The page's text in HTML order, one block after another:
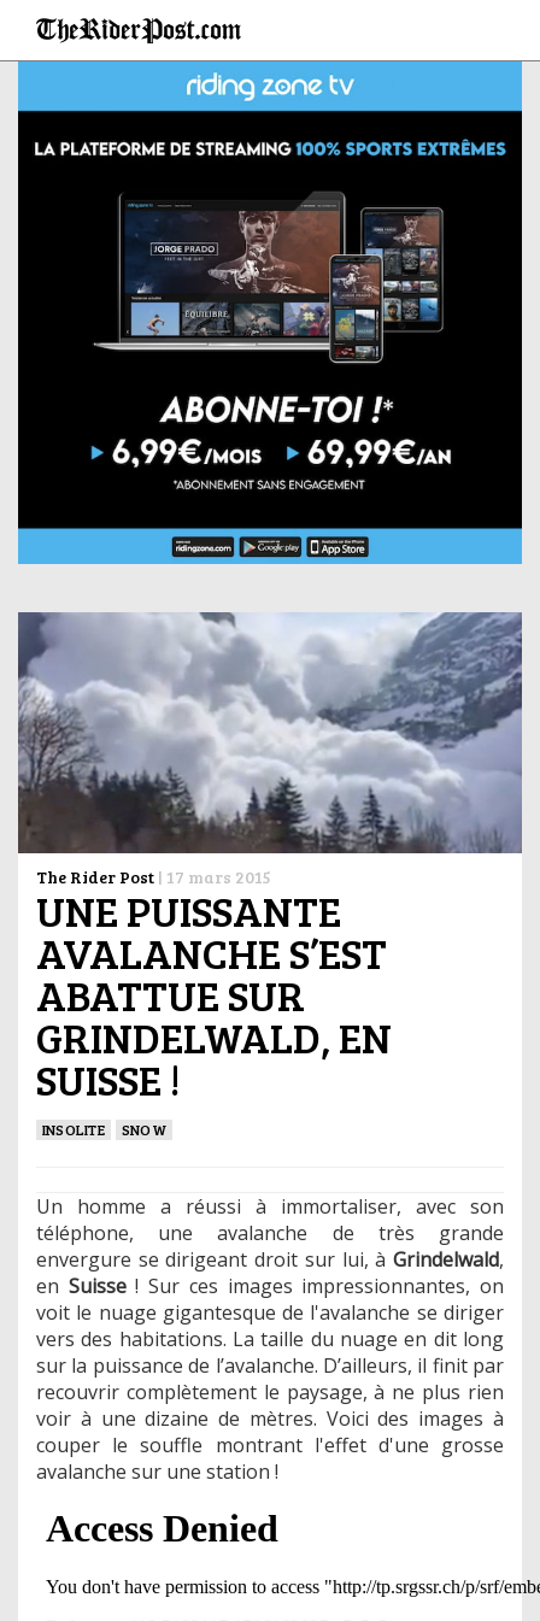
The Rider Post | 17 mars 2015
UNE PUISSANTE
AVALANCHE S’EST
ABATTUE SUR
GRINDELWALD, EN
SUISSE !
INSOLITE SNOW
Un homme a réussi à immortaliser, avec son
téléphone, une avalanche de très grande
envergure se dirigeant droit sur lui, à Grindelwald,
en Suisse! Sur ces images impressionnantes, on
voit le nuage gigantesque de l'avalanche se diriger
vers des habitations. La taille du nuage en dit long
sur la puissance de l’avalanche. D’ailleurs, il finit par
recouvrir complètement le paysage, à ne plus rien
voir à une dizaine de mètres. Voici des images à
couper le souffle montrant l'effet d'une grosse
avalanche sur une station !